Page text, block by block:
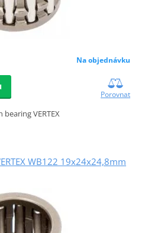
Na objednávku
Porovnat
bearing VERTEX
WB122 19x24x24,8mm